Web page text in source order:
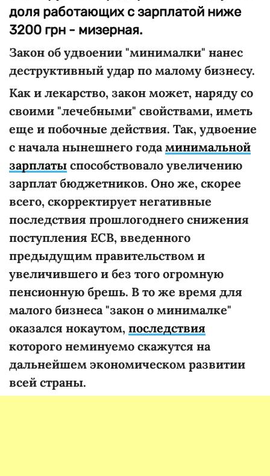
доля работающих с зарплатой ниже
3200 грн - мизерная.
Закон об удвоении "минималки" нанес
деструктивный удар по малому бизнесу.
Как и лекарство, закон может, наряду со
своими "лечебными" свойствами, иметь
еще и побочные действия. Так, удвоение
с начала нынешнего годаминимальной
зарплаты способствовало увеличению
зарплат бюджетников. Оно же, скорее
всего, скорректирует негативные
последствия прошлогоднего снижения
поступления ЕСВ, введенного
предыдущим правительством и
увеличившего и без того огромную
пенсионную брешь. В то же время для
малого бизнеса "закон о минималке"
оказался нокаутом, последствия
которого неминуемо скажутся на
дальнейшем экономическом развитии
всей страны.